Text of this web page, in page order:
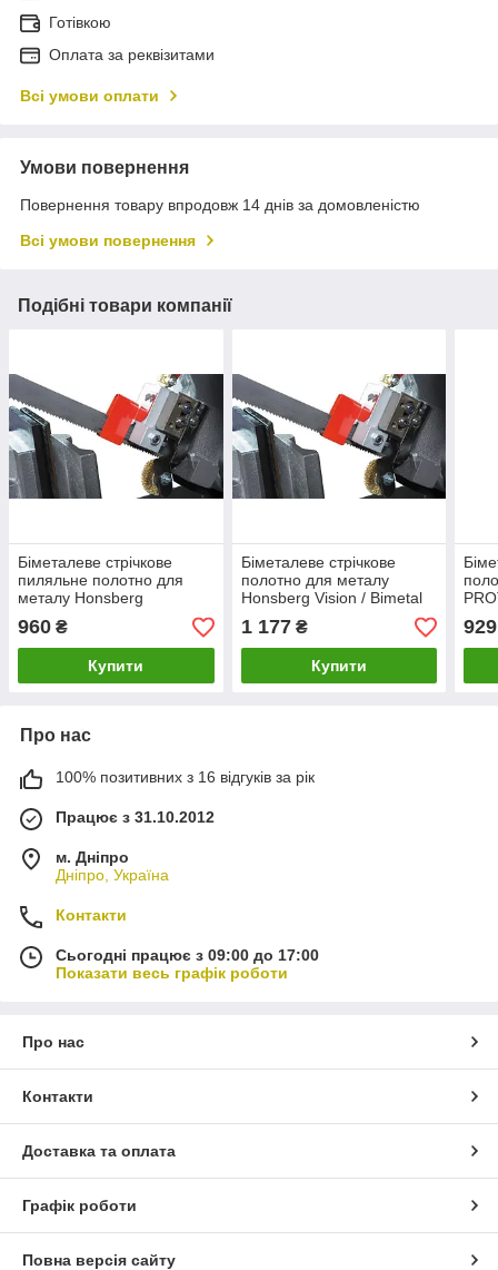
Готівкою
Оплата за реквізитами
Всі умови оплати
Умови повернення
Повернення товару впродовж 14 днів за домовленістю
Всі умови повернення
Подібні товари компанії
Біметалеве стрічкове
пиляльне полотно для
металу Honsberg
Spectra/Bimetal M42
20х10/14х2110
960 ₴
Купити
Біметалеве стрічкове
полотно для металу
Honsberg Vision / Bimetal
M42 20х8/12х2360
1 177₴
Купити
Про нас
100% позитивних з 16 відгуків за рік
Працює з 31.10.2012
м. Дніпро
Дніпро, Україна
Контакти
Сьогодні працює з 09:00 до 17:00
Показати весь графік роботи
Про нас
Контакти
Доставка та оплата
Графік роботи
Повна версія сайту